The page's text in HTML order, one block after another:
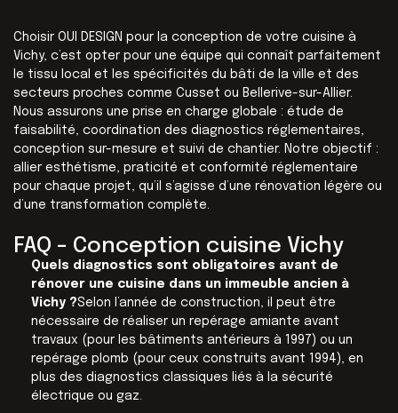
Choisir OUI DESIGN pour la conception de votre cuisine à
Vichy, c’est opter pour une équipe qui connaît parfaitement
le tissu local et les spécificités du bâti de la ville et des
secteurs proches comme Cusset ou Bellerive-sur-Allier.
Nous assurons une prise en charge globale : étude de
faisabilité, coordination des diagnostics réglementaires,
conception sur-mesure et suivi de chantier. Notre objectif :
allier esthétisme, praticité et conformité réglementaire
pour chaque projet, qu’il s’agisse d’une rénovation légère ou
d’une transformation complète.
FAQ - Conception cuisine Vichy
Quels diagnostics sont obligatoires avant de
rénover une cuisine dans un immeuble ancien à
Vichy ?Selon l’année de construction, il peut être
nécessaire de réaliser un repérage amiante avant
travaux (pour les bâtiments antérieurs à 1997) ou un
repérage plomb (pour ceux construits avant 1994), en
plus des diagnostics classiques liés à la sécurité
électrique ou gaz.